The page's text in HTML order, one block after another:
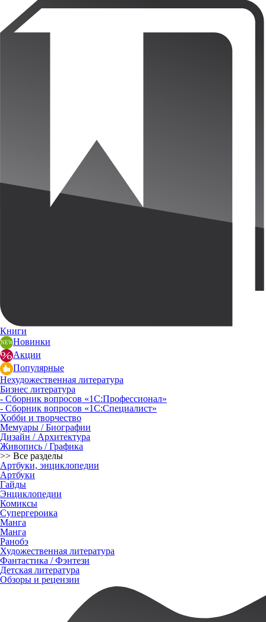
Книги
Новинки
Акции
Популярные
Нехудожественная литература
Бизнес литература
- Сборник вопросов «1С:Профессионал»
- Сборник вопросов «1С:Специалист»
Хобби и творчество
Мемуары / Биографии
Дизайн / Архитектура
Живопись / Графика
>> Все разделы
Артбуки, энциклопедии
Артбуки
Гайды
Энциклопедии
Комиксы
Супергероика
Манга
Манга
Ранобэ
Художественная литература
Фантастика / Фэнтези
Детская литература
Обзоры и рецензии